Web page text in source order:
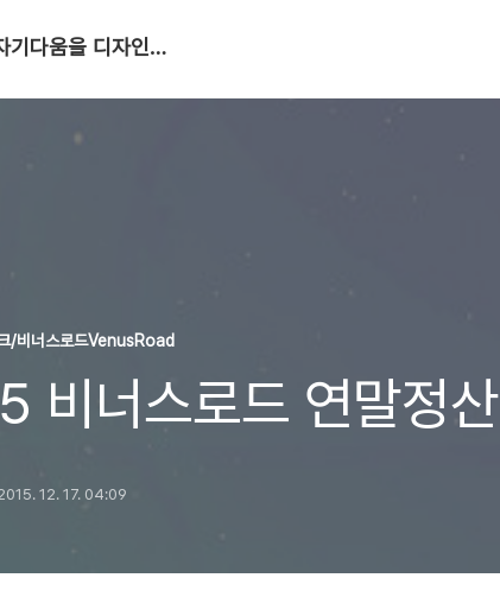
B:Origin_자기다움을 디자인합니다
/비너스로드VenusRoad
비너스로드 연말정산
12. 17. 04:09